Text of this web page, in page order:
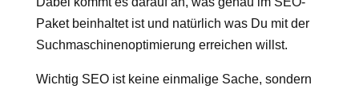
Paket beinhaltet ist und natürlich was Du mit der
Suchmaschinenoptimierung erreichen willst.
Wichtig SEO ist keine einmalige Sache, sondern